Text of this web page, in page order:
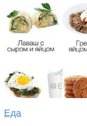
Еда